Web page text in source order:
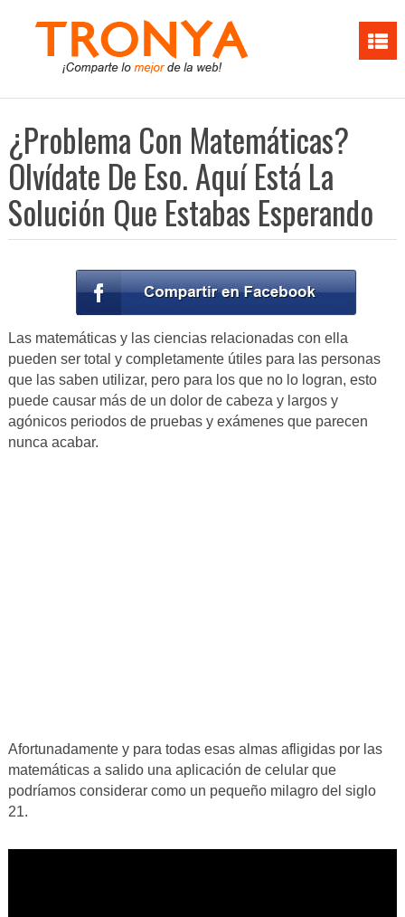
¿Problema Con Matemáticas?
Olvídate De Eso. Aquí Está La
Solución Que Estabas Esperando
Las matemáticas y las ciencias relacionadas con ella
pueden ser total y completamente útiles para las personas
que las saben utilizar, pero para los que no lo logran, esto
puede causar más de un dolor de cabeza y largos y
agónicos periodos de pruebas y exámenes que parecen
nunca acabar.
Afortunadamente y para todas esas almas afligidas por las
matemáticas a salido una aplicación de celular que
podríamos considerar como un pequeño milagro del siglo
21.